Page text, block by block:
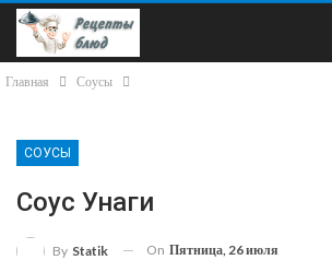
Главная Соусы
СОУСЫ
Соус Унаги
By Statik On Пятница, 26 июля